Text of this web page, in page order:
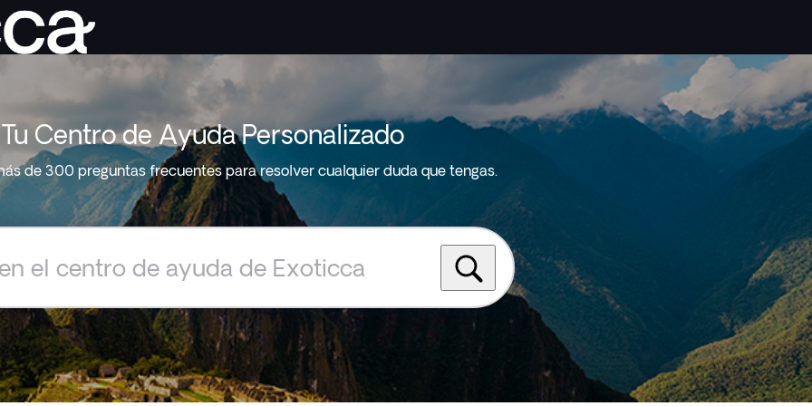
Tu Centro de Ayuda Personalizado
de 300 preguntas frecuentes para resolver cualquier duda que tengas.